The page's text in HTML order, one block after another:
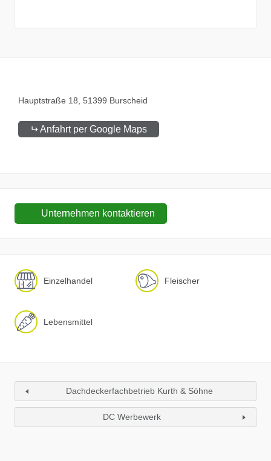
Hauptstraße 18 51399 Burscheid
Anfahrt per Google Maps
Unternehmen kontaktieren
Einzelhandel Fleischer
Lebensmittel
Dachdeckerfachbetrieb Kurth & Söhne
DC Werbewerk